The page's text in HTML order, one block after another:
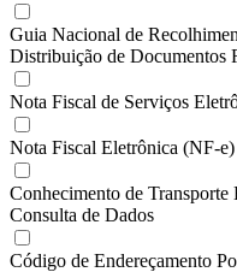
Guia Nacional de
Distribuição de Documentos
Nota Fiscal de Serviços
Nota Fiscal Eletrônica (NF-e)
Conhecimento de
Consulta de Dados
Código de Endereçamento